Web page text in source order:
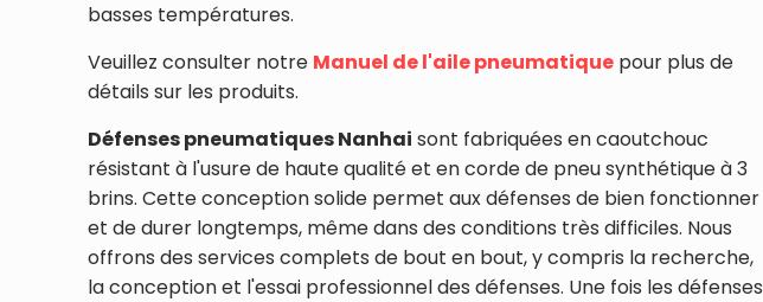
basses températures.
Veuillez consulter notre Manuel de l'aile pneumatique pour plus de
détails sur les produits.
Défenses pneumatiques Nanhai sont fabriquées en caoutchouc
résistant à l'usure de haute qualité et en corde de pneu synthétique à 3
brins. Cette conception solide permet aux défenses de bien fonctionner
et de durer longtemps, même dans des conditions très difficiles. Nous
offrons des services complets de bout en bout, y compris la recherche,
la conception et l'essai professionnel des défenses. Une fois les défenses